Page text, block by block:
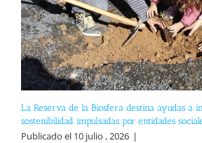
La Reserva de la Biosfera destina ayudas a
sostenibilidad impulsadas por entidades
Publicado el 10 julio , 2026 |